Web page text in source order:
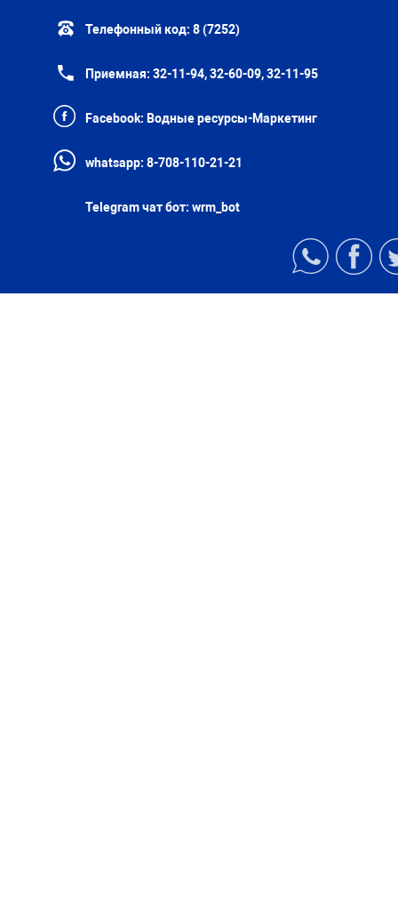
Телефонный код: 8 (7252)
Приемная: 32-11-94, 32-60-09, 32-11-95
Facebook: Водные ресурсы-Маркетинг
whatsapp: 8-708-110-21-21
Telegram чат бот: wrm_bot